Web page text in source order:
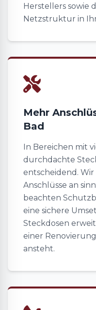
Herstellers sowie
Netzstruktur in
Mehr
Bad
In Bereichen mit
durchdachte
entscheidend.
Anschlüsse an
beachten
eine sichere
Steckdosen
einer
ansteht.